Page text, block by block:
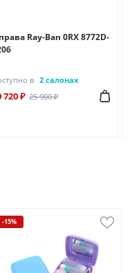
Ray-Ban 0RX 8772D-
в 2 салонах
720 ₽ 25 900 ₽
-15%